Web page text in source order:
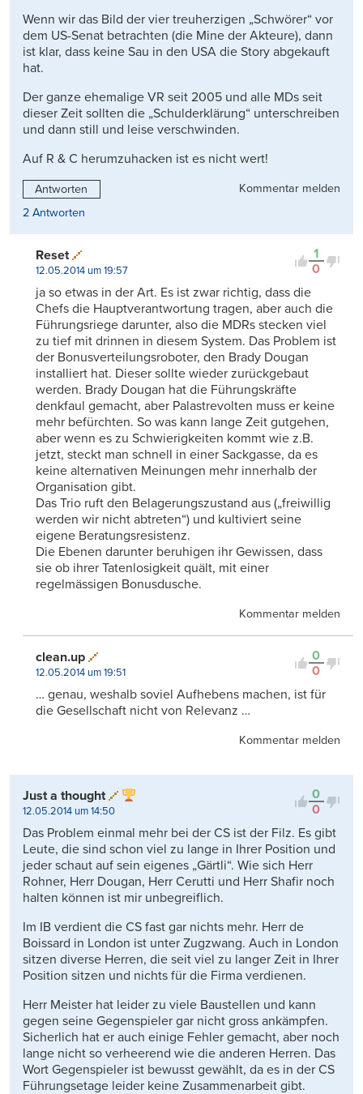
Wenn wir das Bild der vier treuherzigen „Schwörer“ vor
dem US-Senat betrachten (die Mine der Akteure), dann
ist klar, dass keine Sau in den USA die Story abgekauft
hat.
Der ganze ehemalige VR seit 2005 und alle MDs seit
dieser Zeit sollten die „Schulderklärung“ unterschreiben
und dann still und leise verschwinden.
Auf R & C herumzuhacken ist es nicht wert!
Antworten
Kommentar melden
2 Antworten
1
0
Reset
12.05.2014 um 19:57
ja so etwas in der Art. Es ist zwar richtig, dass die
Chefs die Hauptverantwortung tragen, aber auch die
Führungsriege darunter, also die MDRs stecken viel
zu tief mit drinnen in diesem System. Das Problem ist
der Bonusverteilungsroboter, den Brady Dougan
installiert hat. Dieser sollte wieder zurückgebaut
werden. Brady Dougan hat die Führungskräfte
denkfaul gemacht, aber Palastrevolten muss er keine
mehr befürchten. So was kann lange Zeit gutgehen,
aber wenn es zu Schwierigkeiten kommt wie z.B.
jetzt, steckt man schnell in einer Sackgasse, da es
keine alternativen Meinungen mehr innerhalb der
Organisation gibt.
Das Trio ruft den Belagerungszustand aus („freiwillig
werden wir nicht abtreten“) und kultiviert seine
eigene Beratungsresistenz.
Die Ebenen darunter beruhigen ihr Gewissen, dass
sie ob ihrer Tatenlosigkeit quält, mit einer
regelmässigen Bonusdusche.
Kommentar melden
0
0
clean.up
12.05.2014 um 19:51
… genau, weshalb soviel Aufhebens machen, ist für
die Gesellschaft nicht von Relevanz …
Kommentar melden
0
0
Just a thought
12.05.2014 um 14:50
Das Problem einmal mehr bei der CS ist der Filz. Es gibt
Leute, die sind schon viel zu lange in Ihrer Position und
jeder schaut auf sein eigenes „Gärtli“. Wie sich Herr
Rohner, Herr Dougan, Herr Cerutti und Herr Shafir noch
halten können ist mir unbegreiflich.
Im IB verdient die CS fast gar nichts mehr. Herr de
Boissard in London ist unter Zugzwang. Auch in London
sitzen diverse Herren, die seit viel zu langer Zeit in Ihrer
Position sitzen und nichts für die Firma verdienen.
Herr Meister hat leider zu viele Baustellen und kann
gegen seine Gegenspieler gar nicht gross ankämpfen.
Sicherlich hat er auch einige Fehler gemacht, aber noch
lange nicht so verheerend wie die anderen Herren. Das
Wort Gegenspieler ist bewusst gewählt, da es in der CS
Führungsetage leider keine Zusammenarbeit gibt.